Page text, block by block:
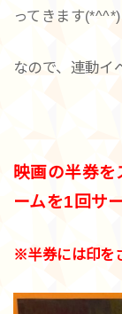
ってきます(*^^*)
なので、連動イ
映画の半券
ームを1回サ
※半券には印を